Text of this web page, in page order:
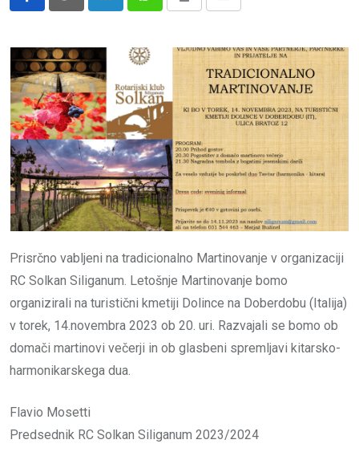
LinkedInWhatsappPrint
Share
Email
Prisrčno vabljeni na tradicionalno Martinovanje v organizaciji
RC Solkan Siliganum. Letošnje Martinovanje bomo
organizirali na turistični kmetiji Dolince na Doberdobu (Italija)
v torek, 14.novembra 2023 ob 20. uri. Razvajali se bomo ob
domači martinovi večerji in ob glasbeni spremljavi kitarsko-
harmonikarskega dua.
Flavio Mosetti
Predsednik RC Solkan Siliganum 2023/2024